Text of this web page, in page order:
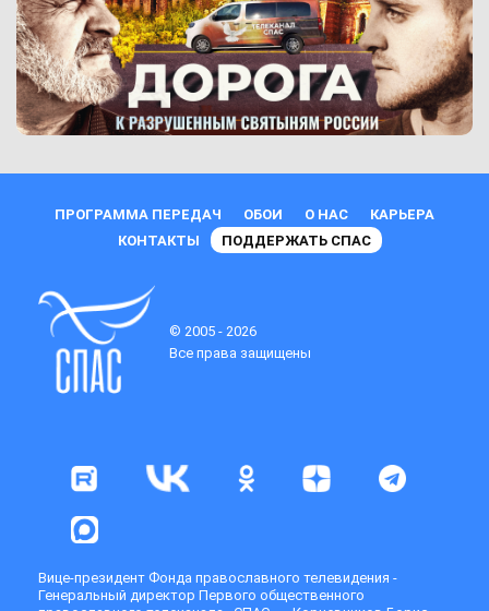
ПРОГРАММА ПЕРЕДАЧ ОБОИ О НАС
КАРЬЕРА
КОНТАКТЫ
ПОДДЕРЖАТЬ СПАС
© 2005 - 2026
Все права защищены
Вице-президент Фонда православного телевидения -
Генеральный директор Первого общественного